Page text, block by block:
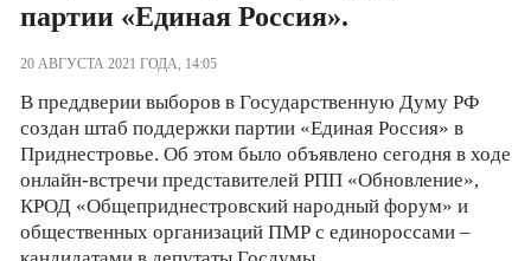
партии «Единая Россия».
20 АВГУСТА 2021 ГОДА, 14:05
В преддверии выборов в Государственную Думу РФ
создан штаб поддержки партии «Единая Россия» в
Приднестровье. Об этом было объявлено сегодня в ходе
онлайн-встречи представителей РПП «Обновление»,
КРОД «Общеприднестровский народный форум» и
общественных организаций ПМР с единороссами –